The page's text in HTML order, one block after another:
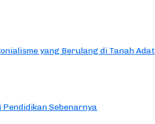
yang Berulang di Tanah Adat
Sebenarnya